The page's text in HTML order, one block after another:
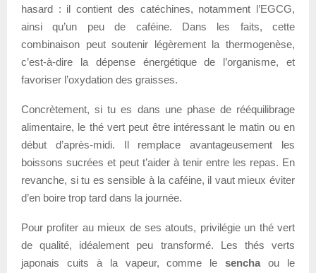
hasard : il contient des catéchines, notamment l’EGCG,
ainsi qu’un peu de caféine. Dans les faits, cette
combinaison peut soutenir légèrement la thermogenèse,
c’est-à-dire la dépense énergétique de l’organisme, et
favoriser l’oxydation des graisses.
Concrètement, si tu es dans une phase de rééquilibrage
alimentaire, le thé vert peut être intéressant le matin ou en
début d’après-midi. Il remplace avantageusement les
boissons sucrées et peut t’aider à tenir entre les repas. En
revanche, si tu es sensible à la caféine, il vaut mieux éviter
d’en boire trop tard dans la journée.
Pour profiter au mieux de ses atouts, privilégie un thé vert
de qualité, idéalement peu transformé. Les thés verts
japonais cuits à la vapeur, comme lesencha ou le